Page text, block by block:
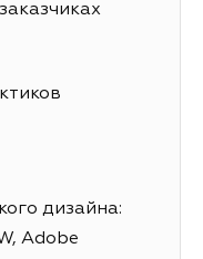
дизайна:
Adobe